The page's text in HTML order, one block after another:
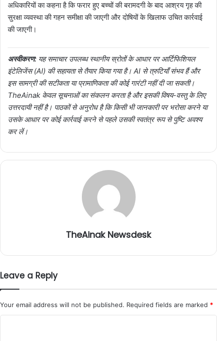
अधिकारियों का कहना है कि फरार हुए बच्चों की बरामदगी के बाद आश्रय गृह की
सुरक्षा व्यवस्था की गहन समीक्षा की जाएगी और दोषियों के खिलाफ उचित कार्रवाई
की जाएगी।
अस्वीकरण: यह समाचार उपलब्ध स्थानीय स्रोतों के आधार पर आर्टिफिशियल
इंटेलिजेंस (AI) की सहायता से तैयार किया गया है। AI से त्रुटियाँ संभव हैं और
इस सामग्री की सटीकता या प्रामाणिकता की कोई गारंटी नहीं दी जा सकती।
TheAinak केवल सूचनाओं का संकलन करता है और इसकी विषय-वस्तु के लिए
उत्तरदायी नहीं है। पाठकों से अनुरोध है कि किसी भी जानकारी पर भरोसा करने या
उसके आधार पर कोई कार्रवाई करने से पहले उसकी स्वतंत्र रूप से पुष्टि अवश्य
कर लें।
TheAinak Newsdesk
Leave a Reply
Your email address will not be published. Required fields are marked *